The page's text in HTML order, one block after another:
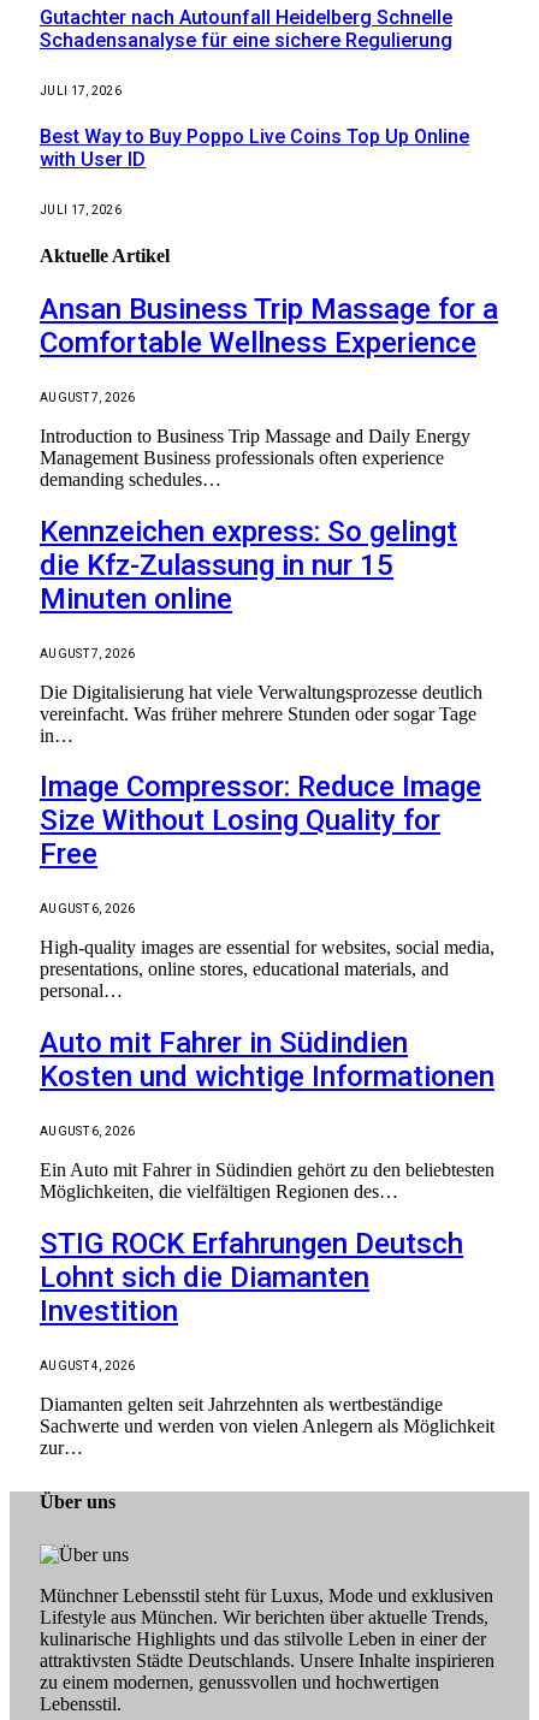
Gutachter nach Autounfall Heidelberg Schnelle
Schadensanalyse für eine sichere Regulierung
JULI 17, 2026
Best Way to Buy Poppo Live Coins Top Up Online
with User ID
JULI 17, 2026
Aktuelle Artikel
Ansan Business Trip Massage for a
Comfortable Wellness Experience
AUGUST 7, 2026
Introduction to Business Trip Massage and Daily Energy
Management Business professionals often experience
demanding schedules…
Kennzeichen express: So gelingt
die Kfz-Zulassung in nur 15
Minuten online
AUGUST 7, 2026
Die Digitalisierung hat viele Verwaltungsprozesse deutlich
vereinfacht. Was früher mehrere Stunden oder sogar Tage
in…
Image Compressor: Reduce Image
Size Without Losing Quality for
Free
AUGUST 6, 2026
High-quality images are essential for websites, social media,
presentations, online stores, educational materials, and
personal…
Auto mit Fahrer in Südindien
Kosten und wichtige Informationen
AUGUST 6, 2026
Ein Auto mit Fahrer in Südindien gehört zu den beliebtesten
Möglichkeiten, die vielfältigen Regionen des…
STIG ROCK Erfahrungen Deutsch
Lohnt sich die Diamanten
Investition
AUGUST 4, 2026
Diamanten gelten seit Jahrzehnten als wertbeständige
Sachwerte und werden von vielen Anlegern als Möglichkeit
zur…
Über uns
Münchner Lebensstil steht für Luxus, Mode und exklusiven
Lifestyle aus München. Wir berichten über aktuelle Trends,
kulinarische Highlights und das stilvolle Leben in einer der
attraktivsten Städte Deutschlands. Unsere Inhalte inspirieren
zu einem modernen, genussvollen und hochwertigen
Lebensstil.